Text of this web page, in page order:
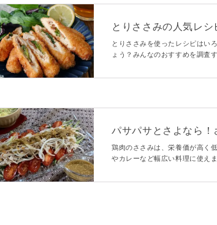
とりささみの人気レ
簡単おかずが集合
とりささみを使ったレシピはい
ょう？みんなのおすすめを調査
パサパサとさよなら！
焼く」方法
鶏肉のささみは、栄養価が高く
やカレーなど幅広い料理に使え